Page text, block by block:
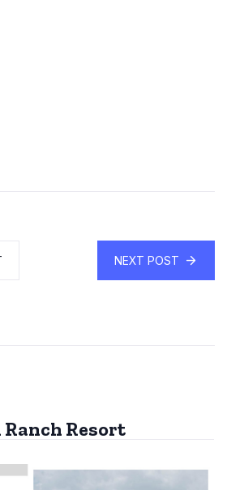
NEXT POST
Resort